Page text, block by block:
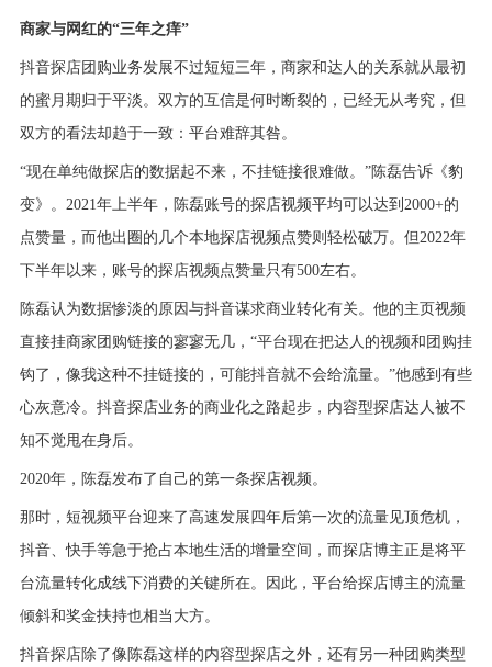
商家与网红的“三年之痒”
抖音探店团购业务发展不过短短三年，商家和达人的关系就从最初
的蜜月期归于平淡。双方的互信是何时断裂的，已经无从考究，但
双方的看法却趋于一致：平台难辞其咎。
“现在单纯做探店的数据起不来，不挂链接很难做。”陈磊告诉《豹
变》。2021年上半年，陈磊账号的探店视频平均可以达到2000+的
点赞量，而他出圈的几个本地探店视频点赞则轻松破万。但2022年
下半年以来，账号的探店视频点赞量只有500左右。
陈磊认为数据惨淡的原因与抖音谋求商业转化有关。他的主页视频
直接挂商家团购链接的寥寥无几，“平台现在把达人的视频和团购挂
钩了，像我这种不挂链接的，可能抖音就不会给流量。”他感到有些
心灰意冷。抖音探店业务的商业化之路起步，内容型探店达人被不
知不觉甩在身后。
2020年，陈磊发布了自己的第一条探店视频。
那时，短视频平台迎来了高速发展四年后第一次的流量见顶危机，
抖音、快手等急于抢占本地生活的增量空间，而探店博主正是将平
台流量转化成线下消费的关键所在。因此，平台给探店博主的流量
倾斜和奖金扶持也相当大方。
抖音探店除了像陈磊这样的内容型探店之外，还有另一种团购类型